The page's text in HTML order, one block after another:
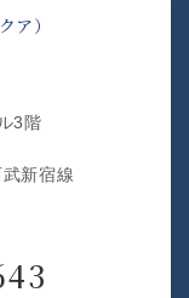
ア）
3階
新宿線